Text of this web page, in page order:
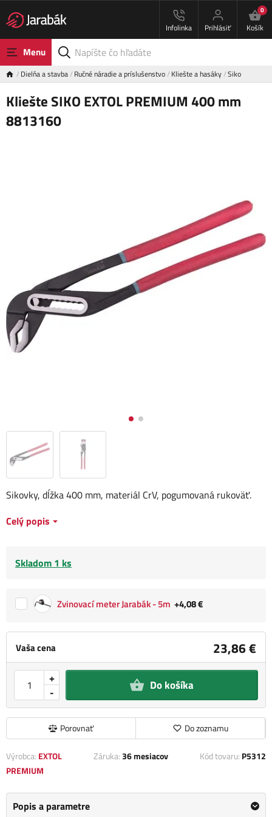
Infolinka Prihlásiť
0
Košík
Menu
Dielňa a stavba Ručné náradie a príslušenstvo Kliešte a hasáky Siko
Kliešte SIKO EXTOL PREMIUM 400 mm
8813160
Vaša cena 23,86 €
-
+ Do košíka
Porovnať Do zoznamu
Sikovky, dĺžka 400 mm, materiál CrV, pogumovaná rukoväť.
Celý popis
Skladom 1 ks
Zvinovací meter Jarabák - 5m +4,08 €
Výrobca: EXTOL
PREMIUM
Záruka:36 mesiacov Kód tovaru: P5312
Popis a parametre